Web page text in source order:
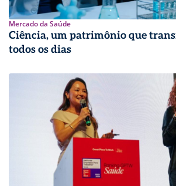
Mercado da Saúde
Ciência, um patrimônio que
todos os dias